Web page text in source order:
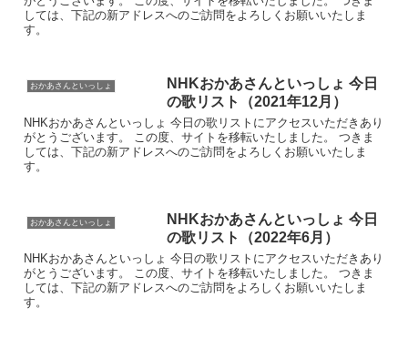
しては、下記の新アドレスへのご訪問をよろしくお願いいたしま
す。
おかあさんといっしょ
NHKおかあさんといっしょ 今日
の歌リスト（2021年12月）
NHKおかあさんといっしょ 今日の歌リストにアクセスいただきあり
がとうございます。 この度、サイトを移転いたしました。 つきま
しては、下記の新アドレスへのご訪問をよろしくお願いいたしま
す。
おかあさんといっしょ
NHKおかあさんといっしょ 今日
の歌リスト（2022年6月）
NHKおかあさんといっしょ 今日の歌リストにアクセスいただきあり
がとうございます。 この度、サイトを移転いたしました。 つきま
しては、下記の新アドレスへのご訪問をよろしくお願いいたしま
す。